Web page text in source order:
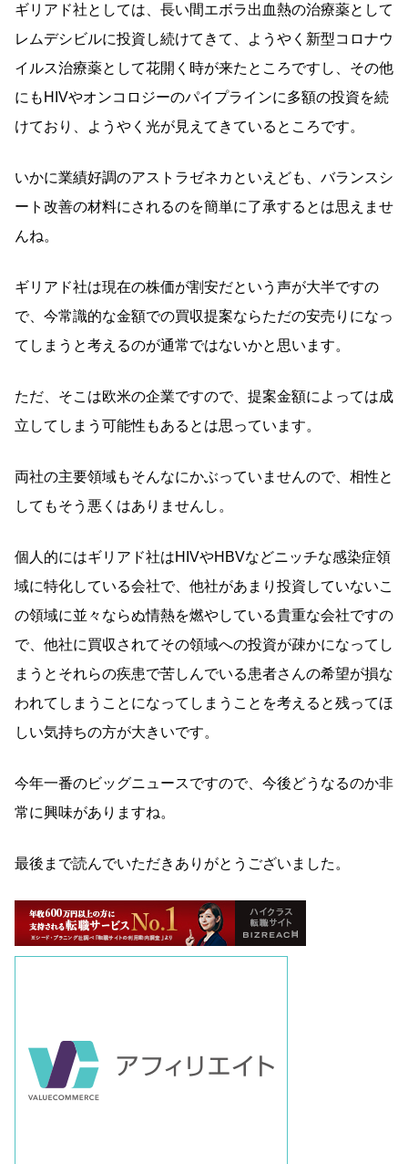
ギリアド社としては、長い間エボラ出血熱の治療薬として
レムデシビルに投資し続けてきて、ようやく新型コロナウ
イルス治療薬として花開く時が来たところですし、その他
にもHIVやオンコロジーのパイプラインに多額の投資を続
けており、ようやく光が見えてきているところです。
いかに業績好調のアストラゼネカといえども、バランスシ
ート改善の材料にされるのを簡単に了承するとは思えませ
んね。
ギリアド社は現在の株価が割安だという声が大半ですの
で、今常識的な金額での買収提案ならただの安売りになっ
てしまうと考えるのが通常ではないかと思います。
ただ、そこは欧米の企業ですので、提案金額によっては成
立してしまう可能性もあるとは思っています。
両社の主要領域もそんなにかぶっていませんので、相性と
してもそう悪くはありませんし。
個人的にはギリアド社はHIVやHBVなどニッチな感染症領
域に特化している会社で、他社があまり投資していないこ
の領域に並々ならぬ情熱を燃やしている貴重な会社ですの
で、他社に買収されてその領域への投資が疎かになってし
まうとそれらの疾患で苦しんでいる患者さんの希望が損な
われてしまうことになってしまうことを考えると残ってほ
しい気持ちの方が大きいです。
今年一番のビッグニュースですので、今後どうなるのか非
常に興味がありますね。
最後まで読んでいただきありがとうございました。